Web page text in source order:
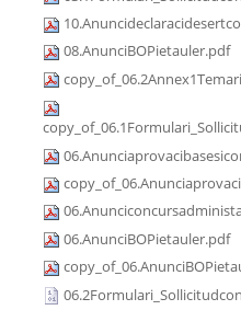
08.AnunciBOPietauler.pdf
06.AnunciBOPietauler.pdf